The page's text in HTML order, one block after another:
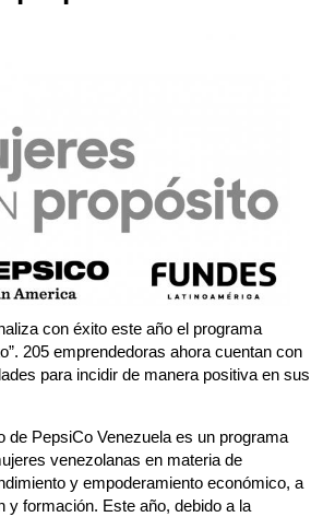
con éxito este año el programa
205 emprendedoras ahora cuentan con
para incidir de manera positiva en sus
de PepsiCo Venezuela es un programa
venezolanas en materia de
y empoderamiento económico, a
y formación. Este año, debido a la